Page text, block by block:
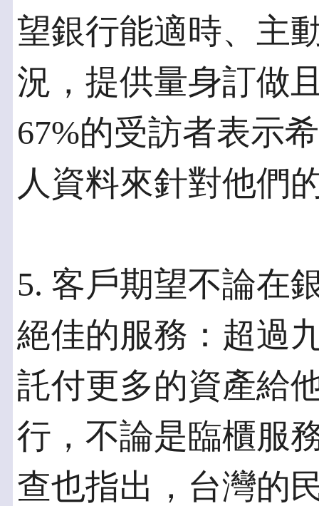
望銀行能適時、主
況，提供量身訂做
67%的受訪者表示
人資料來針對他們
5. 客戶期望不論在
絕佳的服務：超過
託付更多的資產給
行，不論是臨櫃服
查也指出，台灣的